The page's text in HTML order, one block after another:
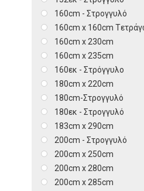
160cm - Στρογγυλό
160cm x 160cm
160cm x 230cm
160cm x 235cm
160εκ - Στρόγγυλο
180cm x 220cm
180cm-Στρογγυλό
180εκ - Στρογγυλό
183cm x 290cm
200cm - Στρογγυλό
200cm x 250cm
200cm x 280cm
200cm x 285cm